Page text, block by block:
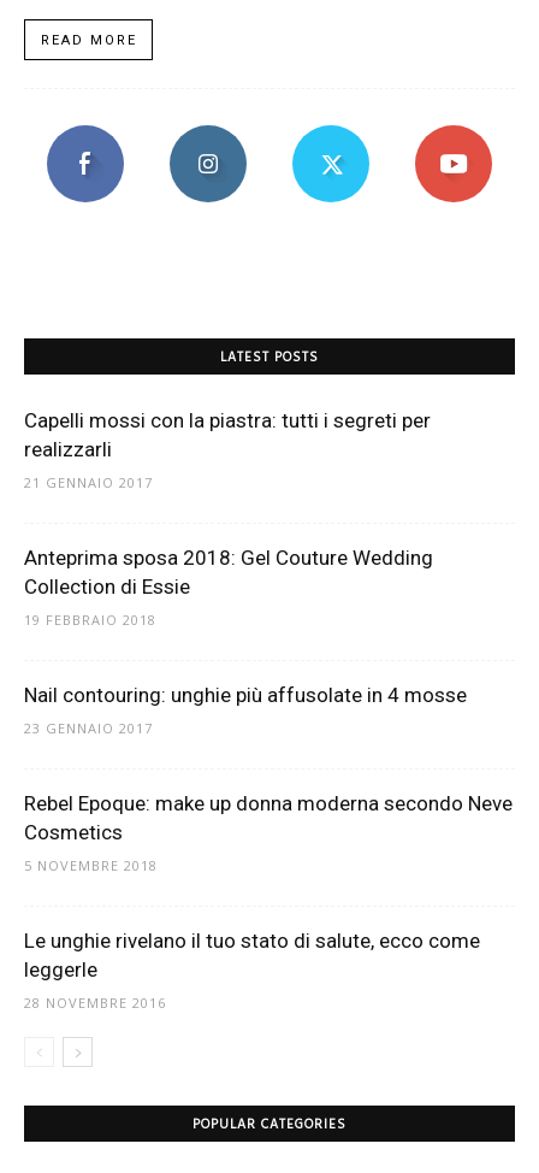
READ MORE
LATEST POSTS
Capelli mossi con la piastra: tutti i segreti per
realizzarli
21 GENNAIO 2017
Anteprima sposa 2018: Gel Couture Wedding
Collection di Essie
19 FEBBRAIO 2018
Nail contouring: unghie più affusolate in 4 mosse
23 GENNAIO 2017
Rebel Epoque: make up donna moderna secondo Neve
Cosmetics
5 NOVEMBRE 2018
Le unghie rivelano il tuo stato di salute, ecco come
leggerle
28 NOVEMBRE 2016
POPULAR CATEGORIES